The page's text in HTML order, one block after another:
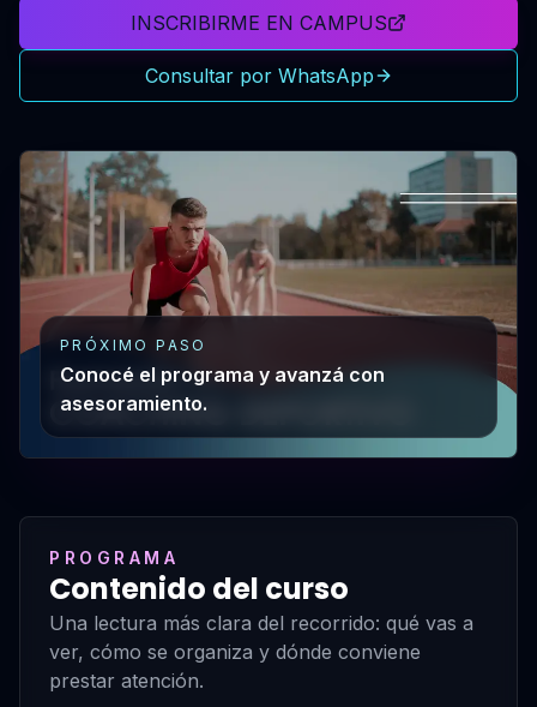
INSCRIBIRME EN CAMPUS
Consultar por WhatsApp
PRÓXIMO PASO
Conocé el programa y avanzá con
asesoramiento.
PROGRAMA
Contenido del curso
Una lectura más clara del recorrido: qué vas a
ver, cómo se organiza y dónde conviene
prestar atención.